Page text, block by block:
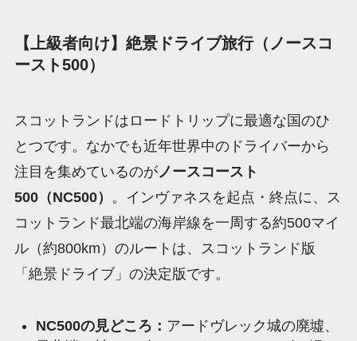
【上級者向け】絶景ドライブ旅行（ノースコ
ースト500）
スコットランドはロードトリップに最適な国のひ
とつです。なかでも近年世界中のドライバーから
注目を集めているのがノースコースト
500（NC500）
。インヴァネスを起点・終点に、ス
コットランド最北端の海岸線を一周する約500マイ
ル（約800km）のルートは、スコットランド版
「絶景ドライブ」の決定版です。
NC500の見どころ： アードヴレック城の廃墟、